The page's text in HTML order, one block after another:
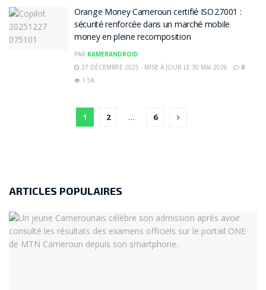
Orange Money Cameroun certifié ISO 27001 :
sécurité renforcée dans un marché mobile
money en pleine recomposition
PAR KAMERANDROID
27 DÉCEMBRE 2025 - MISE À JOUR LE 30 MAI 2026
0
1.5K
1 2 … 6
ARTICLES POPULAIRES